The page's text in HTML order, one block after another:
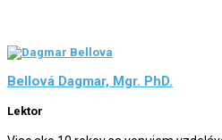
Bellová Dagmar, Mgr. PhD.
Lektor